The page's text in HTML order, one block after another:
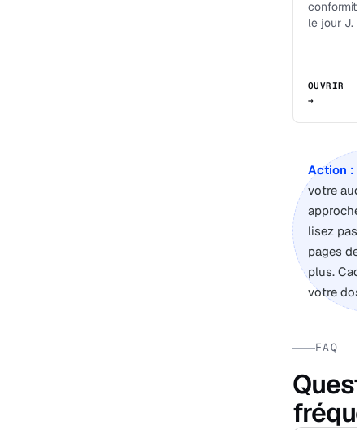
le jour J.
OUVRIR
→
Action :
votre
lisez pas
pages de
plus.
votre
FAQ